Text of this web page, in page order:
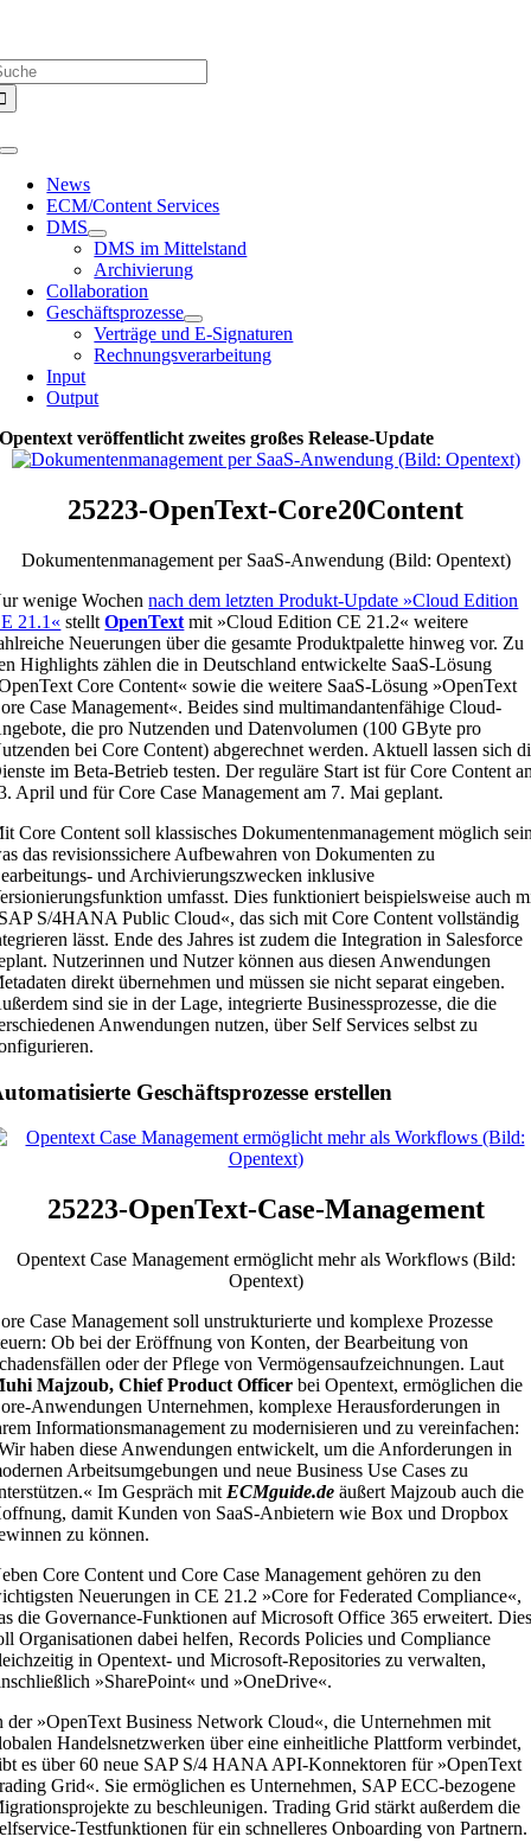
springen
Toggle
Navigation
News
ECM/Content Services
DMS
DMS im Mittelstand
Archivierung
Collaboration
Geschäftsprozesse
Verträge und E-Signaturen
Rechnungsverarbeitung
Input
Output
Opentext veröffentlicht zweites großes Release-Update
25223-OpenText-Core20Content
Dokumentenmanagement per SaaS-Anwendung (Bild: Opentext)
wenige Wochennach dem letzten Produkt-Update »Cloud Edition
21.1« stelltOpenText mit »Cloud Edition CE 21.2« weitere
Neuerungen über die gesamte Produktpalette hinweg vor. Zu
Highlights zählen die in Deutschland entwickelte SaaS-Lösung
Core Content« sowie die weitere SaaS-Lösung »OpenText
Case Management«. Beides sind multimandantenfähige Cloud-
die pro Nutzenden und Datenvolumen (100 GByte pro
bei Core Content) abgerechnet werden. Aktuell lassen sich
im Beta-Betrieb testen. Der reguläre Start ist für Core Content
April und für Core Case Management am 7. Mai geplant.
Core Content soll klassisches Dokumentenmanagement möglich
das revisionssichere Aufbewahren von Dokumenten zu
und Archivierungszwecken inklusive
umfasst. Dies funktioniert beispielsweise auch
S/4HANA Public Cloud«, das sich mit Core Content vollständig
lässt. Ende des Jahres ist zudem die Integration in Salesforce
Nutzerinnen und Nutzer können aus diesen Anwendungen
direkt übernehmen und müssen sie nicht separat eingeben.
sind sie in der Lage, integrierte Businessprozesse, die die
Anwendungen nutzen, über Self Services selbst zu
Geschäftsprozesse erstellen
25223-OpenText-Case-Management
Opentext Case Management ermöglicht mehr als Workflows (Bild:
Opentext)
Case Management soll unstrukturierte und komplexe Prozesse
Ob bei der Eröffnung von Konten, der Bearbeitung von
oder der Pflege von Vermögensaufzeichnungen. Laut
Majzoub, Chief Product Officer bei Opentext, ermöglichen die
Anwendungen Unternehmen, komplexe Herausforderungen in
Informationsmanagement zu modernisieren und zu vereinfachen:
haben diese Anwendungen entwickelt, um die Anforderungen in
Arbeitsumgebungen und neue Business Use Cases zu
Im Gespräch mit ECMguide.de äußert Majzoub auch die
damit Kunden von SaaS-Anbietern wie Box und Dropbox
zu können.
Core Content und Core Case Management gehören zu den
Neuerungen in CE 21.2 »Core for Federated Compliance«,
die Governance-Funktionen auf Microsoft Office 365 erweitert.
Organisationen dabei helfen, Records Policies und Compliance
in Opentext- und Microsoft-Repositories zu verwalten,
»SharePoint« und »OneDrive«.
der »OpenText Business Network Cloud«, die Unternehmen mit
Handelsnetzwerken über eine einheitliche Plattform verbindet,
es über 60 neue SAP S/4 HANA API-Konnektoren für »OpenText
Grid«. Sie ermöglichen es Unternehmen, SAP ECC-bezogene
zu beschleunigen. Trading Grid stärkt außerdem die
Testfunktionen für ein schnelleres Onboarding von Partnern.